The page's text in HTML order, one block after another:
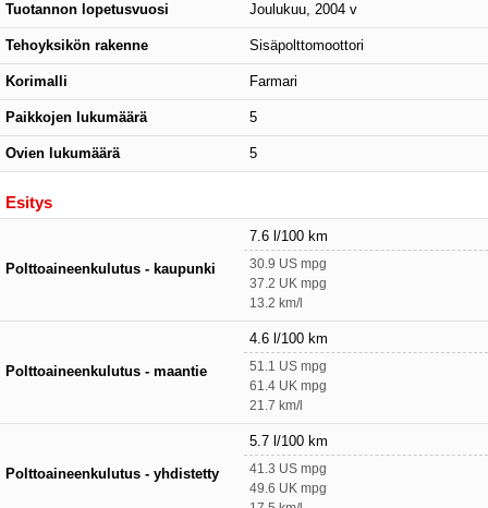
Tuotannon lopetusvuosi Joulukuu, 2004 v
Tehoyksikön rakenne Sisäpolttomoottori
Korimalli Farmari
Paikkojen lukumäärä 5
Ovien lukumäärä 5
Esitys
Polttoaineenkulutus - kaupunki
7.6 l/100 km
30.9 US mpg
37.2 UK mpg
13.2 km/l
Polttoaineenkulutus - maantie
4.6 l/100 km
51.1 US mpg
61.4 UK mpg
21.7 km/l
Polttoaineenkulutus - yhdistetty
5.7 l/100 km
41.3 US mpg
49.6 UK mpg